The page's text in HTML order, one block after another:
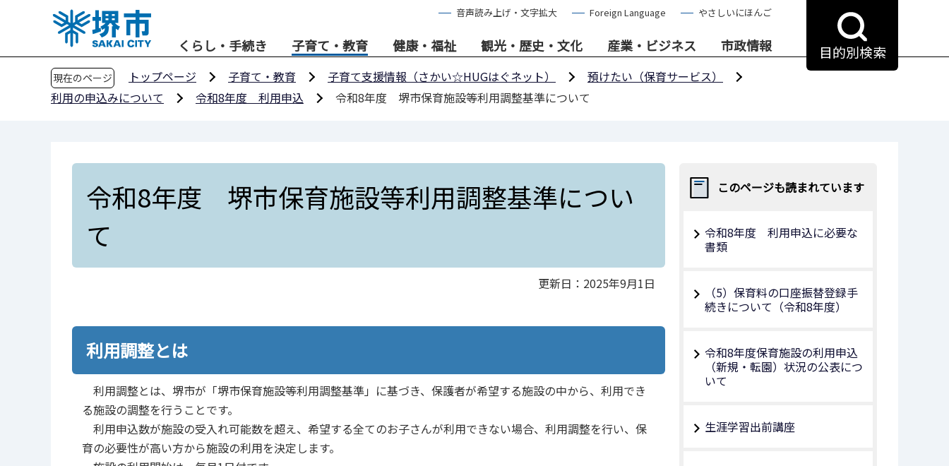
音声読み上げ・文字拡大 Foreign Language やさしいにほんご
くらし・手続き 子育て・教育 健康・福祉 観光・歴史・文化 産業・ビジネス 市政情報 目的別検索
現在のページ トップページ 子育て・教育 子育て支援情報（さかい☆HUGはぐネット）
預けたい（保育サービス）
利用の申込みについて
令和8年度 利用申込 令和8年度 堺市保育施設等利用調整基準について
令和8年度 堺市保育施設等利用調整基準につい
て
更新日：2025年9月1日
利用調整とは
利用調整とは、堺市が「堺市保育施設等利用調整基準」に基づき、保護者が希望する施設の中から、利用でき
る施設の調整を行うことです。
利用申込数が施設の受入れ可能数を超え、希望する全てのお子さんが利用できない場合、利用調整を行い、保
育の必要性が高い方から施設の利用を決定します。
このページも読まれています
令和8年度 利用申込に必要な
書類
（5）保育料の口座振替登録手
続きについて（令和8年度）
令和8年度保育施設の利用申込
（新規・転園）状況の公表につ
いて
生涯学習出前講座